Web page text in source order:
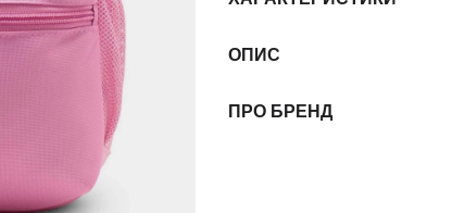
ОПИС
ПРО БРЕНД